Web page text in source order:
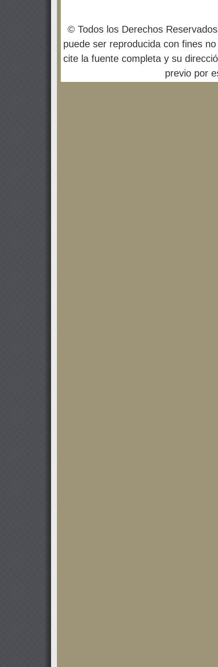
© Todos los Derechos
puede ser reproducida con fines
cite la fuente completa y su
previo por